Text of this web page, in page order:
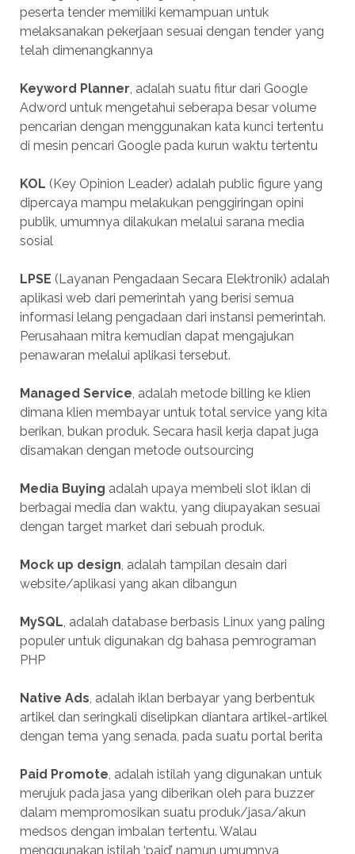
peserta tender memiliki kemampuan untuk
melaksanakan pekerjaan sesuai dengan tender yang
telah dimenangkannya
Keyword Planner, adalah suatu fitur dari Google
Adword untuk mengetahui seberapa besar volume
pencarian dengan menggunakan kata kunci tertentu
di mesin pencari Google pada kurun waktu tertentu
KOL (Key Opinion Leader) adalah public figure yang
dipercaya mampu melakukan penggiringan opini
publik, umumnya dilakukan melalui sarana media
sosial
LPSE (Layanan Pengadaan Secara Elektronik) adalah
aplikasi web dari pemerintah yang berisi semua
informasi lelang pengadaan dari instansi pemerintah.
Perusahaan mitra kemudian dapat mengajukan
penawaran melalui aplikasi tersebut.
Managed Service, adalah metode billing ke klien
dimana klien membayar untuk total service yang kita
berikan, bukan produk. Secara hasil kerja dapat juga
disamakan dengan metode outsourcing
Media Buying adalah upaya membeli slot iklan di
berbagai media dan waktu, yang diupayakan sesuai
dengan target market dari sebuah produk.
Mock up design, adalah tampilan desain dari
website/aplikasi yang akan dibangun
MySQL, adalah database berbasis Linux yang paling
populer untuk digunakan dg bahasa pemrograman
PHP
Native Ads, adalah iklan berbayar yang berbentuk
artikel dan seringkali diselipkan diantara artikel-artikel
dengan tema yang senada, pada suatu portal berita
Paid Promote, adalah istilah yang digunakan untuk
merujuk pada jasa yang diberikan oleh para buzzer
dalam mempromosikan suatu produk/jasa/akun
medsos dengan imbalan tertentu. Walau
menggunakan istilah ‘paid’ namun umumnya